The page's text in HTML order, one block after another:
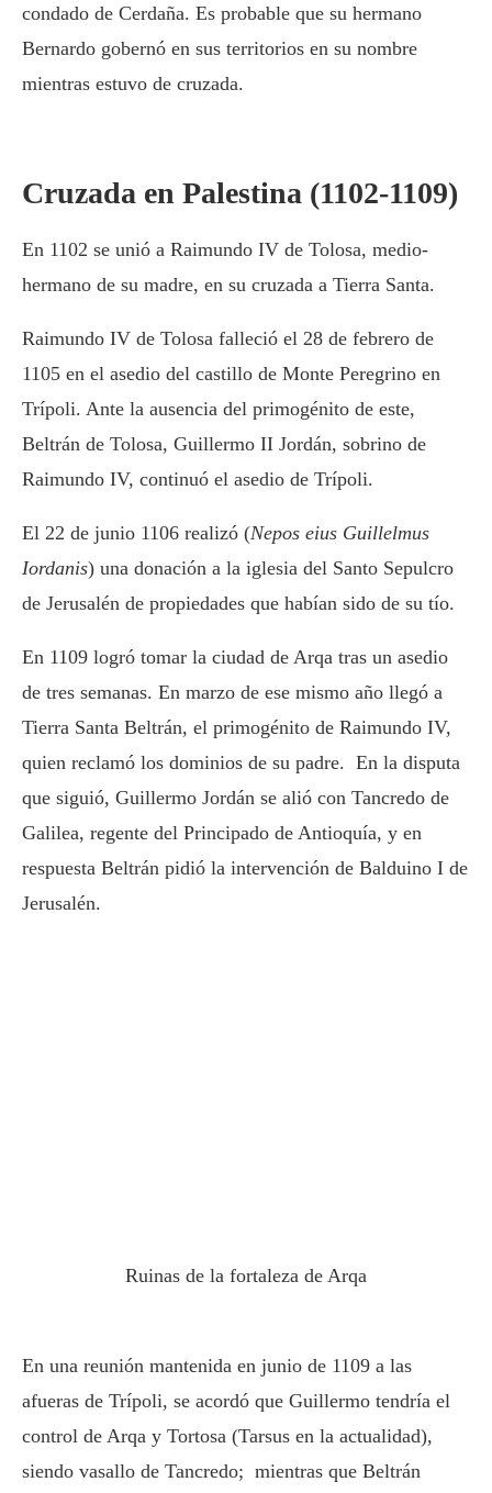
condado de Cerdaña. Es probable que su hermano
Bernardo gobernó en sus territorios en su nombre
mientras estuvo de cruzada.
Cruzada en Palestina (1102-1109)
En 1102 se unió a Raimundo IV de Tolosa, medio-
hermano de su madre, en su cruzada a Tierra Santa.
Raimundo IV de Tolosa falleció el 28 de febrero de
1105 en el asedio del castillo de Monte Peregrino en
Trípoli. Ante la ausencia del primogénito de este,
Beltrán de Tolosa, Guillermo II Jordán, sobrino de
Raimundo IV, continuó el asedio de Trípoli.
El 22 de junio 1106 realizó (Nepos eius Guillelmus
Iordanis) una donación a la iglesia del Santo Sepulcro
de Jerusalén de propiedades que habían sido de su tío.
En 1109 logró tomar la ciudad de Arqa tras un asedio
de tres semanas. En marzo de ese mismo año llegó a
Tierra Santa Beltrán, el primogénito de Raimundo IV,
quien reclamó los dominios de su padre. En la disputa
que siguió, Guillermo Jordán se alió con Tancredo de
Galilea, regente del Principado de Antioquía, y en
respuesta Beltrán pidió la intervención de Balduino I de
Jerusalén.
Ruinas de la fortaleza de Arqa
En una reunión mantenida en junio de 1109 a las
afueras de Trípoli, se acordó que Guillermo tendría el
control de Arqa y Tortosa (Tarsus en la actualidad),
siendo vasallo de Tancredo; mientras que Beltrán